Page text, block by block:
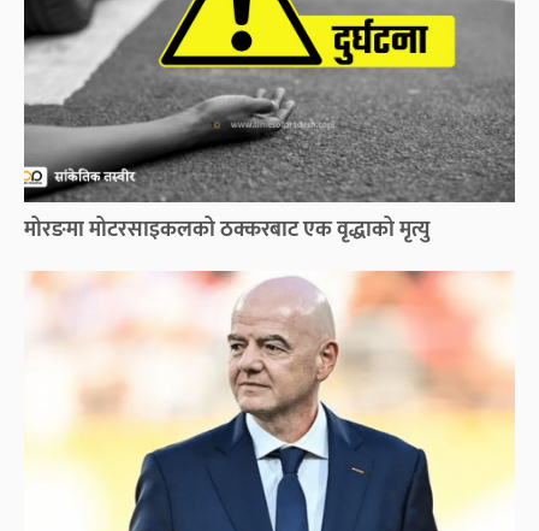
मोरङमा मोटरसाइकलको ठक्करबाट एक वृद्धाको मृत्यु